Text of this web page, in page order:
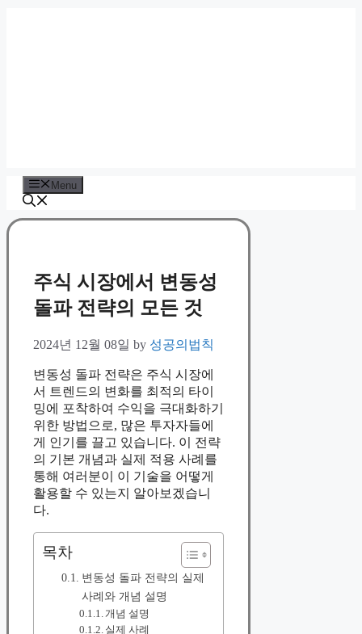
Menu
주식 시장에서 변동성
돌파 전략의 모든 것
2024년 12월 08일 by 성공의법칙
변동성 돌파 전략은 주식 시장에
서 트렌드의 변화를 최적의 타이
밍에 포착하여 수익을 극대화하기
위한 방법으로, 많은 투자자들에
게 인기를 끌고 있습니다. 이 전략
의 기본 개념과 실제 적용 사례를
통해 여러분이 이 기술을 어떻게
활용할 수 있는지 알아보겠습니
다.
목차
변동성 돌파 전략의 실제
사례와 개념 설명
개념 설명
실제 사례